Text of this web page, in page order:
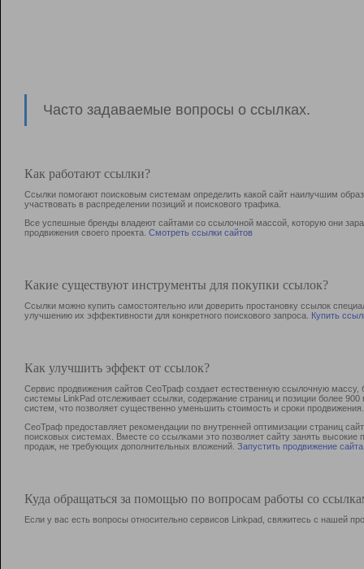
Часто задаваемые вопросы о ссылках.
Как работают ссылки?
Ссылки помогают поисковым системам определить какой сайт наилучшим
участвовать в раcпределении позиций и поискового трафика.
Все успешные бренды владеют сайтами со ссылочной массой, которую они
продвижения своего проекта. Смотреть ссылки сайтов
Какие существуют инструменты для покупки ссылок?
Ссылки можно купить самостоятельно или доверить простановку ссылок
улучшению их эффективности для конкретного поискового запроса. Купить
Как улучшить эффект от ссылок?
Сервис продвижения сайтов СеоТраф создает естественную ссылочную
системы LinkPad отслеживает ссылки, содержание страниц и позиции более
систем, что позволяет существенно уменьшить стоимость и сроки продвижения.
СеоТраф предоставляет рекомендации по внутренней оптимизации страниц
поисковых системах. Вместе со ссылками это позволяет сайту занять
продаж, не требующих дополнительных вложений. Запустить продвижение сайта
Куда обращаться за помощью по вопросам работы со
Если у вас есть вопросы относительно сервисов Linkpad, свяжитесь с нашей